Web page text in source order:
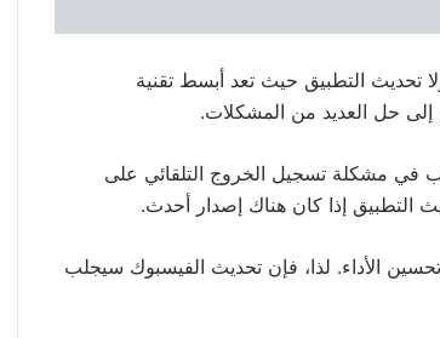
التطبيق حيث تعد أبسط تقنية
إلى حل العديد من المشكلات.
في مشكلة تسجيل الخروج التلقائي على
التطبيق إذا كان هناك إصدار أحدث.
الأداء. لذا، فإن تحديث الفيسبوك سيجلب